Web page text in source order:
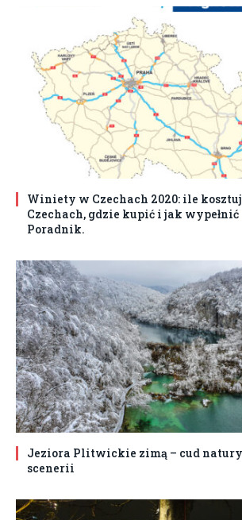
Winiety w Czechach 2020: ile
Czechach, gdzie kupić i jak
Poradnik.
Jeziora Plitwickie zimą – cud
scenerii